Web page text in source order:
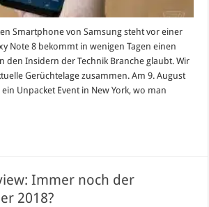
Smartphone von Samsung steht vor einer
Note 8 bekommt in wenigen Tagen einen
den Insidern der Technik Branche glaubt. Wir
Gerüchtelage zusammen. Am 9. August
Unpacket Event in New York, wo man
Immer noch der
2018?